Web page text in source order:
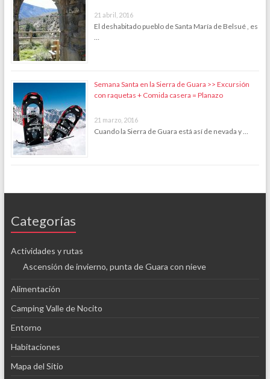
21 abril, 2016
El deshabitado pueblo de Santa María de Belsué , es
Semana Santa en la Sierra de Guara >> Excursión
con raquetas + Comida casera = Planazo
21 marzo, 2016
Cuando la Sierra de Guara está así de nevada y …
Categorías
Actividades y rutas
Ascensión de invierno, punta de Guara con nieve
Alimentación
Camping Valle de Nocito
Entorno
Habitaciones
Mapa del Sitio